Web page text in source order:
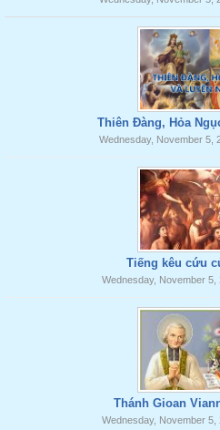
Thiên Đàng, Hỏa
Wednesday, November 5,
Tiếng kêu cứu
Wednesday, November 5,
Thánh Gioan
Wednesday, November 5,